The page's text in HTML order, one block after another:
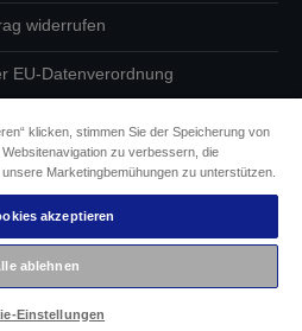
widerrufen
EU-Datenverordnung
zu Cookies
für Barrierefreiheit
2026 Seiko Epson
klicken, stimmen Sie der Speicherung von
zu verbessern, die
Marketingbemühungen zu unterstützen.
akzeptieren
ablehnen
Einstellungen